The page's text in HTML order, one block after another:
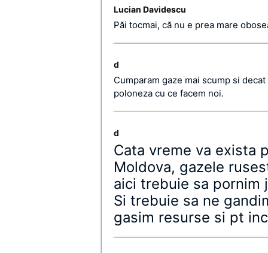
Lucian Davidescu
Păi tocmai, că nu e prea mare
d
Cumparam gaze mai scump si
poloneza cu ce facem noi.
d
Cata vreme va exista
Moldova, gazele
aici trebuie sa pornim
Si trebuie sa ne
gasim resurse si pt